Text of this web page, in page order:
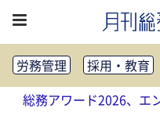
労務管理 採用・教育
健康経営
働き方改革
法務・コンプライアンス
総務アワード2026、エ